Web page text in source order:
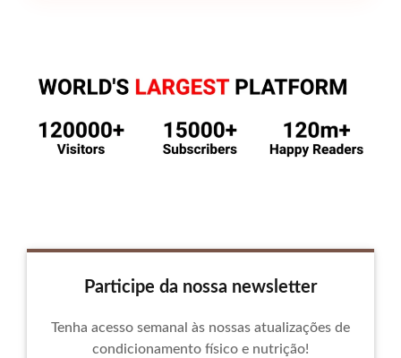
Participe da nossa newsletter
Tenha acesso semanal às nossas atualizações de
condicionamento físico e nutrição!